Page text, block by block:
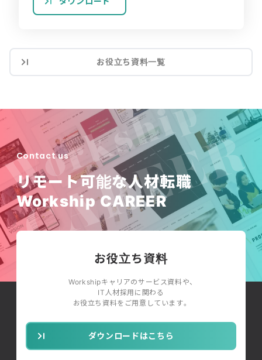
お役立ち資料一覧
Contact us
リモート可能な人材転職
Workship CAREER
お役立ち資料
Workshipキャリアのサービス資料や、
IT人材採用に関わる
お役立ち資料をご用意しています。
ダウンロードはこちら